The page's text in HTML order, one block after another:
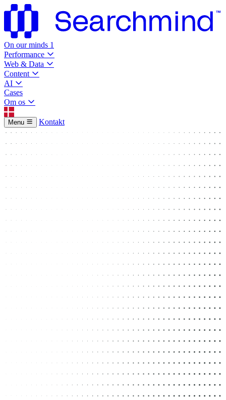
On our minds 1
Performance
Web & Data
Content
AI
Cases
Om os
Menu Kontakt